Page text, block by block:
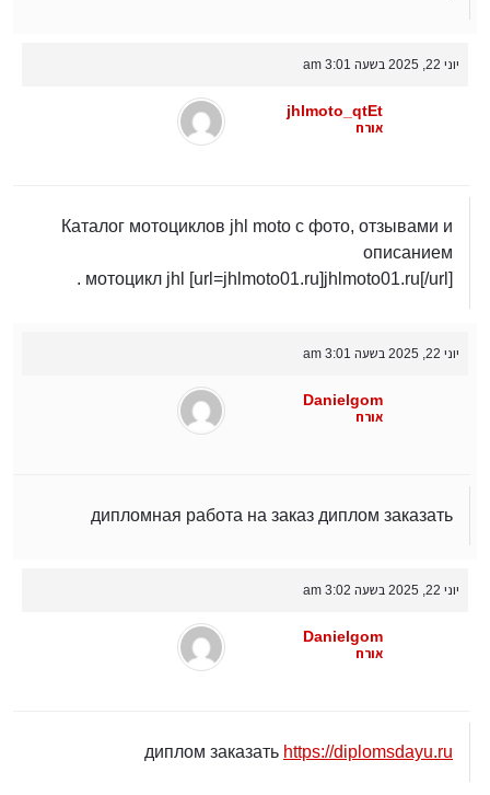
יוני 22, 2025 בשעה 3:01 am
jhlmoto_qtEt
אורח
Каталог мотоциклов jhl moto с фото, отзывами и
описанием
мотоцикл jhl [url=jhlmoto01.ru]jhlmoto01.ru[/url] .
יוני 22, 2025 בשעה 3:01 am
Danielgom
אורח
дипломная работа на заказ диплом заказать
יוני 22, 2025 בשעה 3:02 am
Danielgom
אורח
диплом заказать https://diplomsdayu.ru